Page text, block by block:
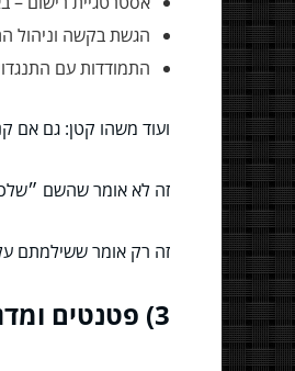
הגשת בקשה וניהול
התמודדות עם
ועוד משהו קטן: גם אם
זה לא אומר שהשם
זה רק אומר ששילמתם
3) פטנטים ומדגמים – מתי זה רלוונטי ומתי זה פשוט ספורט אולימפי לעורכי דין?